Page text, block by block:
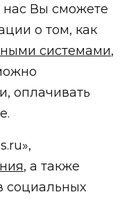
нас Вы сможете
о том, как
системами,
оплачивать
, а также
социальных